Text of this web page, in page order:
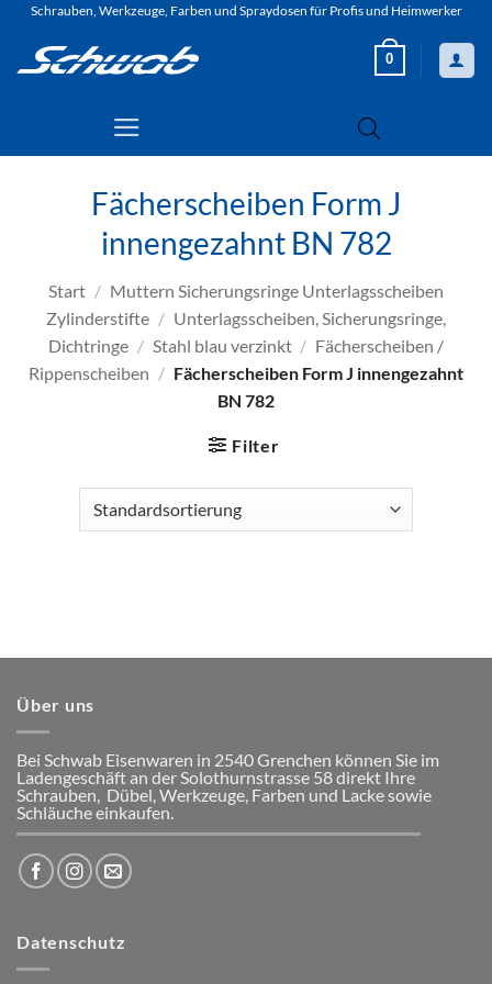
Zum
springen
Schrauben, Werkzeuge, Farben und Spraydosen für Profis und Heimwerker
0
Fächerscheiben Form J
innengezahnt BN 782
Start / Muttern Sicherungsringe Unterlagsscheiben
Zylinderstifte / Unterlagsscheiben, Sicherungsringe,
Dichtringe / Stahl blau verzinkt / Fächerscheiben /
Rippenscheiben / Fächerscheiben Form J innengezahnt
BN 782
Filter
Über uns
Bei Schwab Eisenwaren in 2540 Grenchen können Sie im
Ladengeschäft an der Solothurnstrasse 58direkt Ihre
Schrauben, Dübel, Werkzeuge, Farben und Lackesowie
Schläuche einkaufen.
Datenschutz